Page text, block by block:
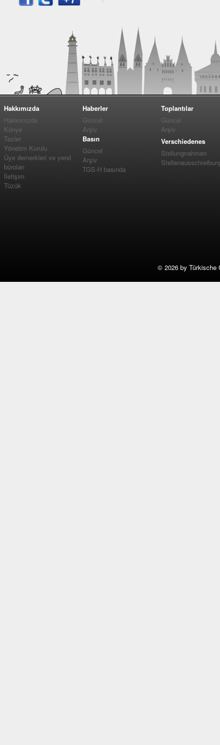
Hakkımızda
Hakkımızda
Künye
Tezler
Yönetim Kurulu
Üye dernerkleri ve yerel
büroları
İletişim
Tüzük
Haberler
Güncel
Arşiv
Basın
Güncel
Arşiv
TGS-H basında
Toplantılar
Güncel
Arşiv
Verschiedenes
Stellungnahmen
© 2026 by Türkische